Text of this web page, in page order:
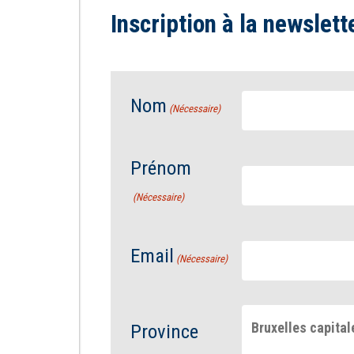
Inscription à la
Nom (Nécessaire)
Prénom
(Nécessaire)
Email (Nécessaire)
Province Bruxelles